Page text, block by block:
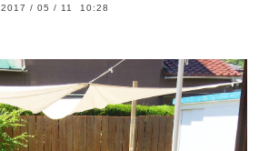
2017 /05 / 11 10:28